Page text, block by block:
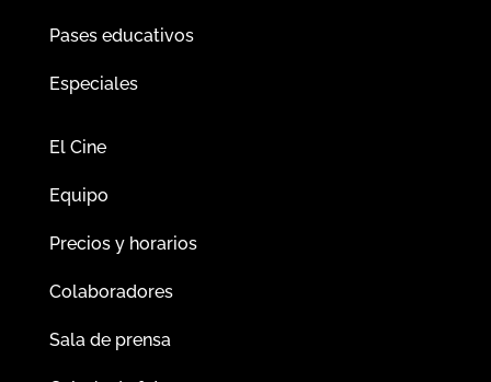
Pases educativos
Especiales
El Cine
Equipo
Precios y horarios
Colaboradores
Sala de prensa